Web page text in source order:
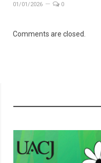
01/01/2026 0
Comments are closed.